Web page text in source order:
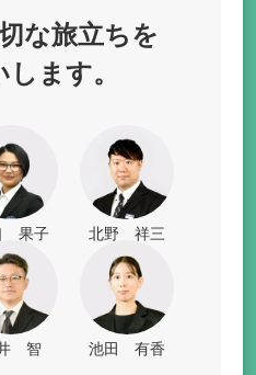
な旅立ちを
ます。
果子 北野 祥三
智 池田 有香